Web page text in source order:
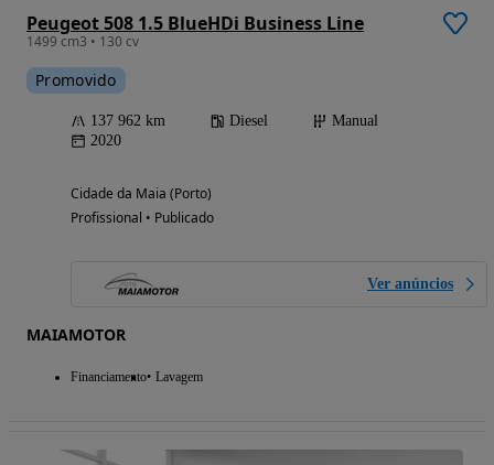
Peugeot 508 1.5 BlueHDi Business Line
1499 cm3 • 130 cv
Promovido
137 962 km Diesel
Manual
2020
Cidade da Maia (Porto)
Profissional • Publicado
Ver anúncios
MAIAMOTOR
Financiamento Lavagem